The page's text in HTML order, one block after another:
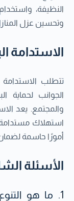
وتحسين عزل
الاستدامة
تتطلب الاستدامة
الجوانب لحماية
والمجتمع. يعد
استهلاك مستدامة
أمورًا حاسمة
الأسئلة
1. ما هو